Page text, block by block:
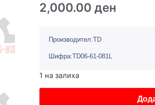
2,000.00 ден
Производител:TD
Шифра:TD06-61-081L
1 на залиха